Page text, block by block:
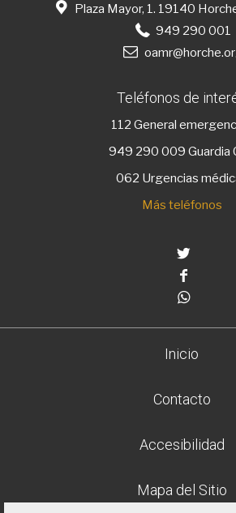
Plaza Mayor, 1. 19140
949 290 001
Teléfonos de
112 General
949 290 009 Guardia
062 Urgencias
Más teléfonos
Inicio
Contacto
Accesibilidad
Mapa del Sitio